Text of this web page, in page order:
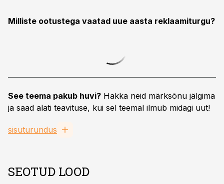
Milliste ootustega vaatad uue aasta reklaamiturgu?
See teema pakub huvi? Hakka neid märksõnu jälgima
ja saad alati teavituse, kui sel teemal ilmub midagi uut!
sisuturundus
SEOTUD LOOD